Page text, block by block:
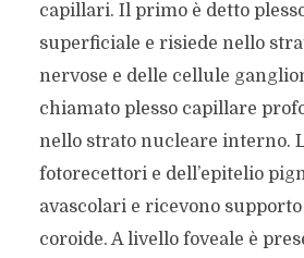
capillari. Il primo è detto
superficiale e risiede nello
nervose e delle cellule
chiamato plesso capillare
nello strato nucleare interno.
fotorecettori e dell’epitelio
avascolari e ricevono
coroide. A livello foveale è